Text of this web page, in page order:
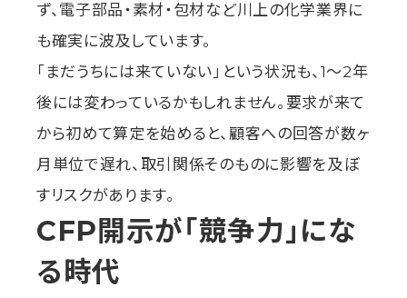
ず、電子部品・素材・包材など川上の化学業界に
も確実に波及しています。
「まだうちには来ていない」という状況も、1〜2年
後には変わっているかもしれません。要求が来て
から初めて算定を始めると、顧客への回答が数ヶ
月単位で遅れ、取引関係そのものに影響を及ぼ
すリスクがあります。
CFP開示が「競争力」にな
る時代